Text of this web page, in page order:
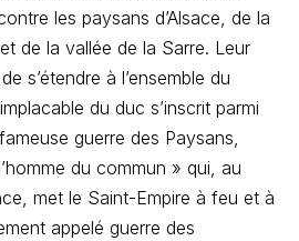
les paysans d’Alsace, de la
de la vallée de la Sarre. Leur
s’étendre à l’ensemble du
du duc s’inscrit parmi
guerre des Paysans,
du commun » qui, au
met le Saint-Empire à feu et à
appelé guerre des